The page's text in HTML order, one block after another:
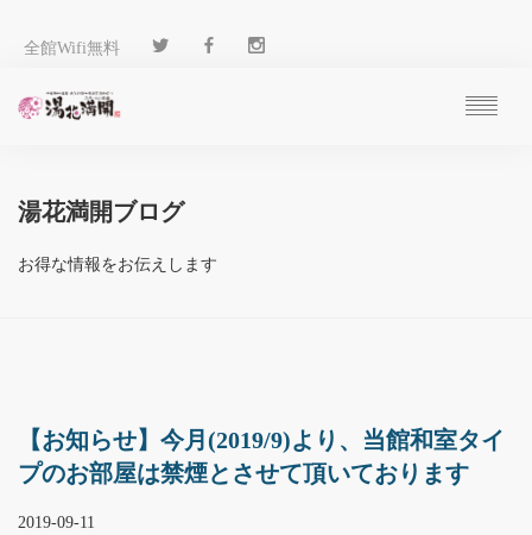
全館Wifi無料
過ごし方
客 室
温 泉
ENGLISH
湯花満開ブログ
お得な情報をお伝えします
【お知らせ】今月(2019/9)より、当館和室タイ
プのお部屋は禁煙とさせて頂いております
2019-09-11